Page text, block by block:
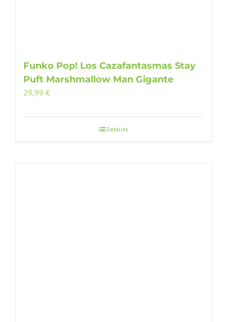
Funko Pop! Los Cazafantasmas Stay
Puft Marshmallow Man Gigante
29,99 €
Detalles